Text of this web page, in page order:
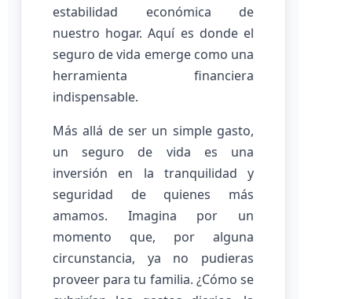
estabilidad económica de
nuestro hogar. Aquí es donde el
seguro de vida emerge como una
herramienta financiera
indispensable.
Más allá de ser un simple gasto,
un seguro de vida es una
inversión en la tranquilidad y
seguridad de quienes más
amamos. Imagina por un
momento que, por alguna
circunstancia, ya no pudieras
proveer para tu familia. ¿Cómo se